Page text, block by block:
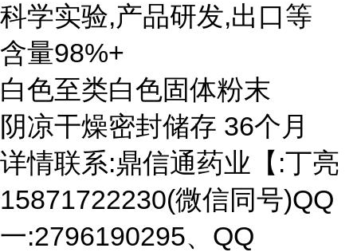
科学实验,产品研发,出口等
含量98%+
白色至类白色固体粉末
阴凉干燥密封储存 36个月
详情联系:鼎信通药业【:丁亮
15871722230(微信同号)QQ
一:2796190295、QQ